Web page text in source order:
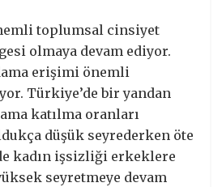
toplumsal cinsiyet
olmaya devam ediyor.
erişimi önemli
Türkiye’de bir yandan
katılma oranları
düşük seyrederken öte
kadın işsizliği erkeklere
seyretmeye devam